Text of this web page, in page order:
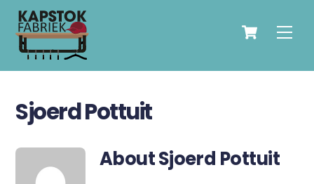
Skip
content
Cart
Sjoerd Pottuit
AboutSjoerd Pottuit